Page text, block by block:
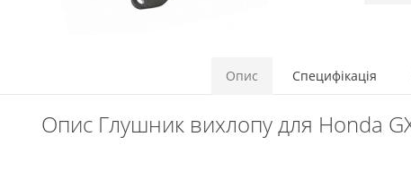
Опис Специфікація
Опис Глушник вихлопу для Honda